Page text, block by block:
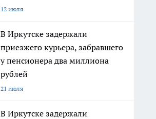
12 июля
В Иркутске задержали
приезжего курьера, забравшего
у пенсионера два миллиона
рублей
21 июля
В Иркутске задержали